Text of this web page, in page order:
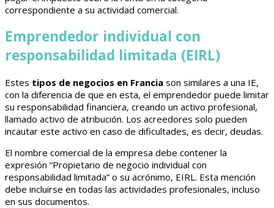
correspondiente a su actividad comercial.
Emprendedor individual con
responsabilidad limitada (EIRL)
Estes tipos de negocios en Francia son similares a una IE,
con la diferencia de que en esta, el emprendedor puede limitar
su responsabilidad financiera, creando un activo profesional,
llamado activo de atribución. Los acreedores solo pueden
incautar este activo en caso de dificultades, es decir, deudas.
El nombre comercial de la empresa debe contener la
expresión “Propietario de negocio individual con
responsabilidad limitada” o su acrónimo, EIRL. Esta mención
debe incluirse en todas las actividades profesionales, incluso
en sus documentos.